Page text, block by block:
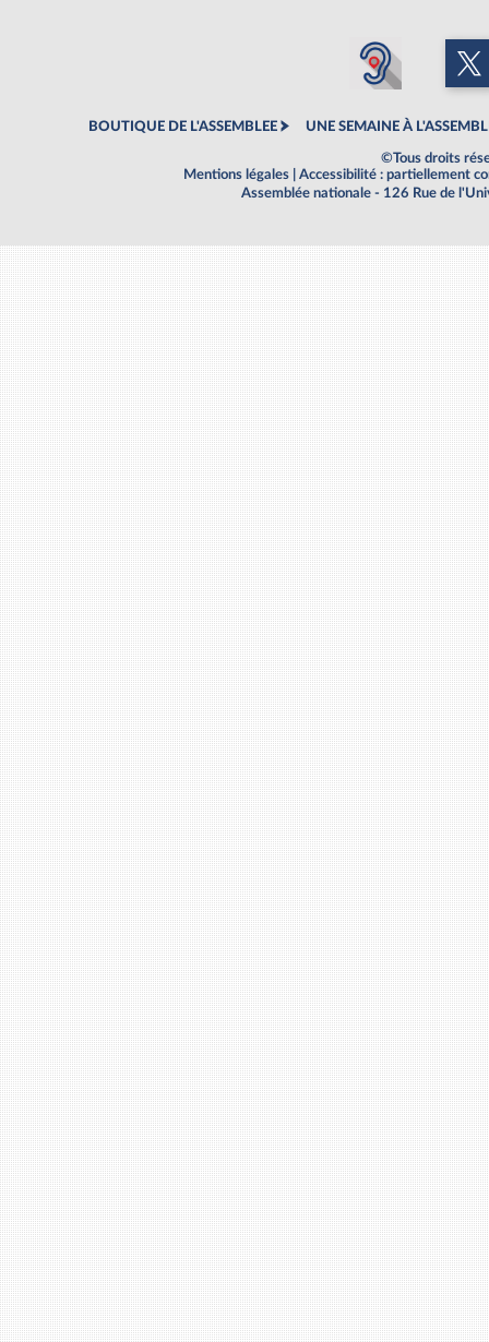
BOUTIQUE DE L'ASSEMBLEE UNE SEMAINE À
©Tous droits
Mentions légales
Accessibilité : partiellement
Assemblée nationale - 126 Rue de